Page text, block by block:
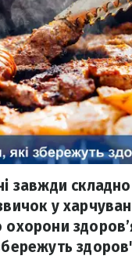
завжди
у
охорони